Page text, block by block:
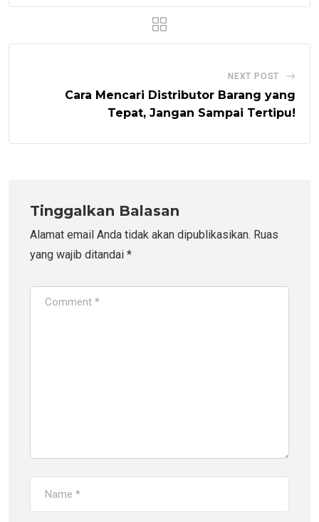
NEXT POST
Cara Mencari Distributor Barang yang
Tepat, Jangan Sampai Tertipu!
Tinggalkan Balasan
Alamat email Anda tidak akan dipublikasikan. Ruas
yang wajib ditandai *